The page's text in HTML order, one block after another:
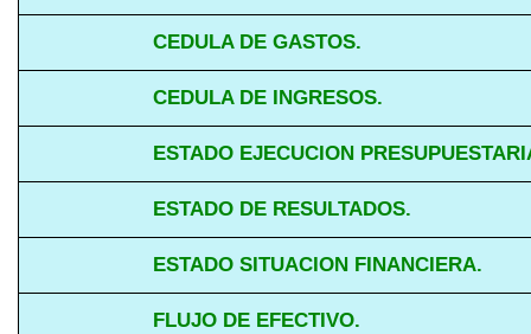
CEDULA DE GASTOS.
CEDULA DE INGRESOS.
ESTADO EJECUCION
ESTADO DE RESULTADOS.
ESTADO SITUACION FINANCIERA.
FLUJO DE EFECTIVO.